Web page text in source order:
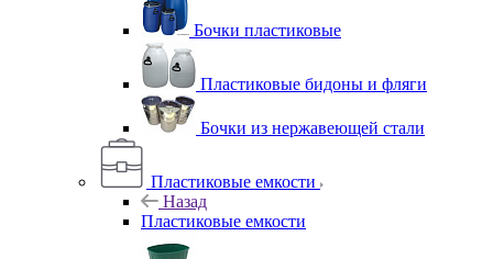
Бочки пластиковые
Пластиковые бидоны и фляги
Бочки из нержавеющей стали
Пластиковые емкости
Назад
Пластиковые емкости